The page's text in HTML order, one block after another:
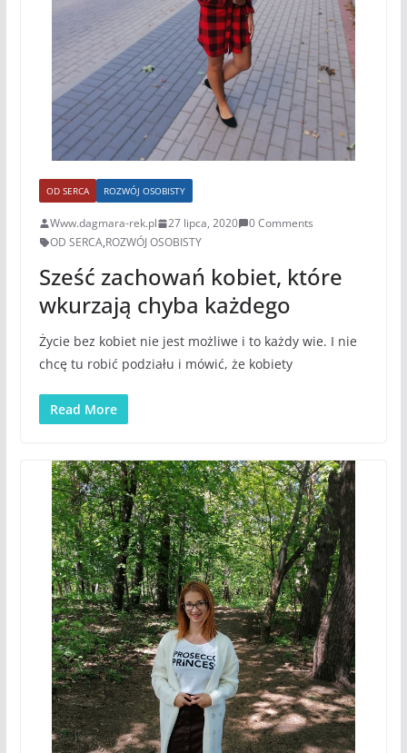
OD SERCA ROZWÓJ OSOBISTY
Www.dagmara-rek.pl 27 lipca, 2020
0 Comments
OD SERCA,ROZWÓJ OSOBISTY
Sześć zachowań kobiet, które
wkurzają chyba każdego
Życie bez kobiet nie jest możliwe i to każdy wie. I nie
chcę tu robić podziału i mówić, że kobiety
Read More